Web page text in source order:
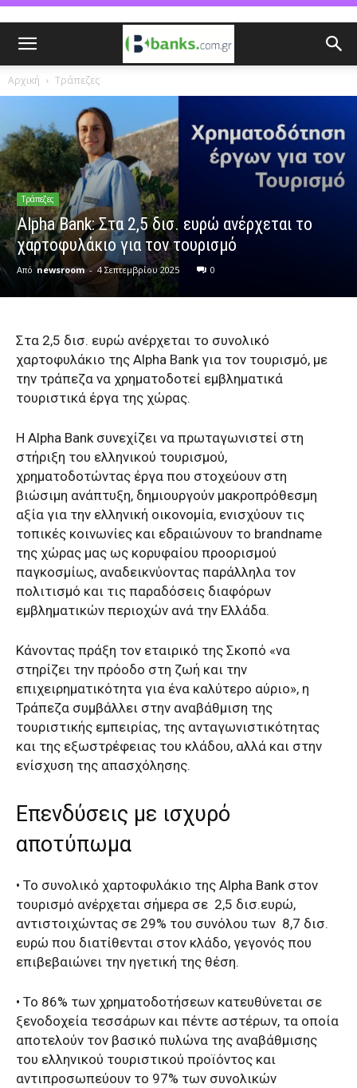
Αρχική Τράπεζες
Τράπεζες
Alpha Bank: Στα 2,5 δισ. ευρώ ανέρχεται το
χαρτοφυλάκιο για τον τουρισμό
Από newsroom - 4 Σεπτεμβρίου 2025 0
Στα 2,5 δισ. ευρώ ανέρχεται το συνολικό
χαρτοφυλάκιο της Alpha Bank για τον τουρισμό, με
την τράπεζα να χρηματοδοτεί εμβληματικά
τουριστικά έργα της χώρας.
Η Alpha Bank συνεχίζει να πρωταγωνιστεί στη
στήριξη του ελληνικού τουρισμού,
χρηματοδοτώντας έργα που στοχεύουν στη
βιώσιμη ανάπτυξη, δημιουργούν μακροπρόθεσμη
αξία για την ελληνική οικονομία, ενισχύουν τις
τοπικές κοινωνίες και εδραιώνουν το brandname
της χώρας μας ως κορυφαίου προορισμού
παγκοσμίως, αναδεικνύοντας παράλληλα τον
πολιτισμό και τις παραδόσεις διαφόρων
εμβληματικών περιοχών ανά την Ελλάδα.
Κάνοντας πράξη τον εταιρικό της Σκοπό «να
στηρίζει την πρόοδο στη ζωή και την
επιχειρηματικότητα για ένα καλύτερο αύριο», η
Τράπεζα συμβάλλει στην αναβάθμιση της
τουριστικής εμπειρίας, της ανταγωνιστικότητας
και της εξωστρέφειας του κλάδου, αλλά και στην
ενίσχυση της απασχόλησης.
Επενδύσεις με ισχυρό
αποτύπωμα
• Το συνολικό χαρτοφυλάκιο της Alpha Bank στον
τουρισμό ανέρχεται σήμερα σε 2,5 δισ.ευρώ,
αντιστοιχώντας σε 29% του συνόλου των 8,7 δισ.
ευρώ που διατίθενται στον κλάδο, γεγονός που
επιβεβαιώνει την ηγετική της θέση.
• Το 86% των χρηματοδοτήσεων κατευθύνεται σε
ξενοδοχεία τεσσάρων και πέντε αστέρων, τα οποία
αποτελούν τον βασικό πυλώνα της αναβάθμισης
του ελληνικού τουριστικού προϊόντος και
αντιπροσωπεύουν το 97% των συνολικών